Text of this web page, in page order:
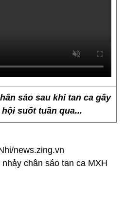
sáo sau khi tan ca gây
suốt tuần qua...
news.zing.vn
chân sáo tan ca MXH